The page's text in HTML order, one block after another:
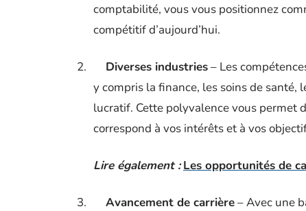
comptabilité, vous vous positionnez
compétitif d’aujourd’hui.
2. Diverses industries– Les
y compris la finance, les soins de
lucratif. Cette polyvalence vous permet
correspond à vos intérêts et à vos
Lire également : Les opportunités de
3. Avancement de carrière– Avec une